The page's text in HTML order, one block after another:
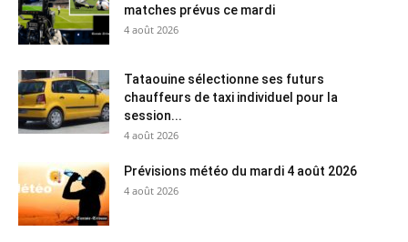
matches prévus ce mardi
4 août 2026
Tataouine sélectionne ses futurs
chauffeurs de taxi individuel pour la
session...
4 août 2026
Prévisions météo du mardi 4 août 2026
4 août 2026